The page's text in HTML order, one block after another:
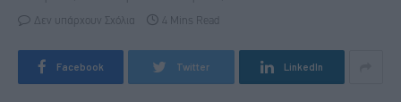
Δεν υπάρχουν Σχόλια 4 Mins Read
Facebook Twitter LinkedIn